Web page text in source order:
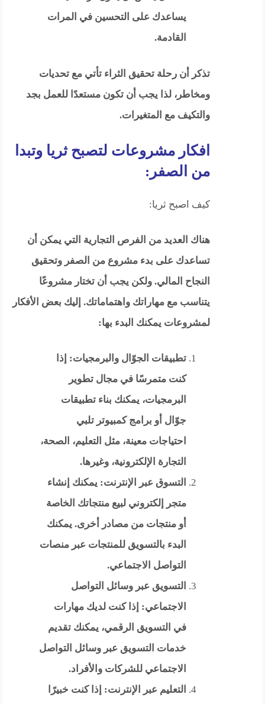
يساعدك على التحسين في المرات
القادمة.
تذكر أن رحلة تحقيق الثراء تأتي مع تحديات
ومخاطر، لذا يجب أن تكون مستعدًا للعمل بجد
والتكيف مع المتغيرات.
افكار مشروعات لتصبح ثريا وتبدا
من الصفر:
كيف اصبح ثريا:
هناك العديد من الفرص التجارية التي يمكن أن
تساعدك على بدء مشروع من الصفر وتحقيق
النجاح المالي. ولكن يجب أن تختار مشروعًا
يتناسب مع مهاراتك واهتماماتك. إليك بعض الأفكار
لمشروعات يمكنك البدء بها:
تطبيقات الجوّال والبرمجيات: إذا
كنت متمرسًا في مجال تطوير
البرمجيات، يمكنك بناء تطبيقات
جوّال أو برامج كمبيوتر تلبي
احتياجات معينة، مثل التعليم، الصحة،
التجارة الإلكترونية، وغيرها.
التسوق عبر الإنترنت: يمكنك إنشاء
متجر إلكتروني لبيع منتجاتك الخاصة
أو منتجات من مصادر أخرى. يمكنك
البدء بالتسويق للمنتجات عبر منصات
التواصل الاجتماعي.
التسويق عبر وسائل التواصل
الاجتماعي: إذا كنت لديك مهارات
في التسويق الرقمي، يمكنك تقديم
خدمات التسويق عبر وسائل التواصل
الاجتماعي للشركات والأفراد.
التعليم عبر الإنترنت: إذا كنت خبيرًا